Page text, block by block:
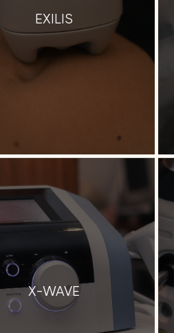
EXILIS
X-WAVE